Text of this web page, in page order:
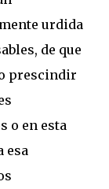
urdida
de que
prescindir
o en esta
esa